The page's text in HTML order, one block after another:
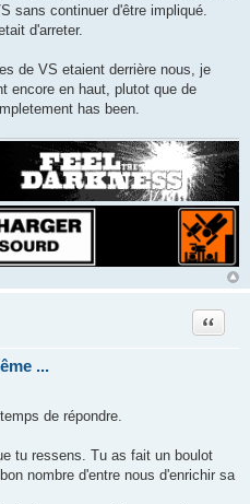
sans continuer d'être impliqué.
d'arreter.
de VS etaient derrière nous, je
encore en haut, plutot que de
has been.
...
Citer
de répondre.
tu ressens. Tu as fait un boulot
nombre d'entre nous d'enrichir sa